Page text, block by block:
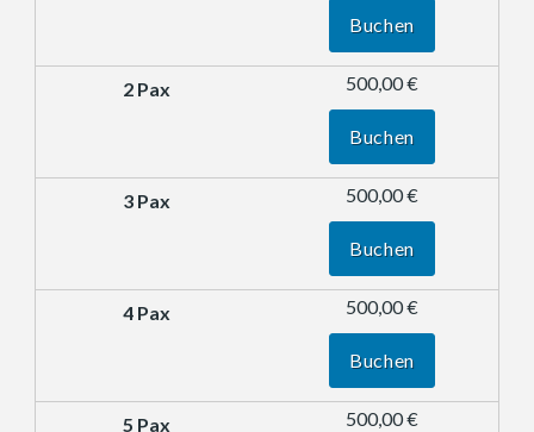
Buchen
500,00 €
Buchen
500,00 €
Buchen
500,00 €
Buchen
500,00 €